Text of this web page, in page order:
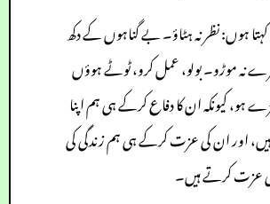
ہوں: نظر نہ ہٹاؤ۔ بے گناہوں کے دکھ
نہ موڑو۔ بولو، عمل کرو، ٹوٹے ہوؤں
ہو، کیونکہ ان کا دفاع کرکے ہی ہم اپنا
اور ان کی عزت کرکے ہی ہم زندگی کی
عزت کرتے ہیں۔